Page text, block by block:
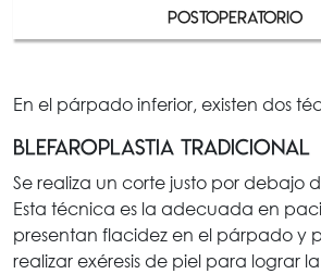
POSTOPERATORIO
En el párpado inferior, existen dos
Blefaroplastia tradicional
Se realiza un corte justo por debajo
Esta técnica es la adecuada en
presentan flacidez en el párpado y
realizar exéresis de piel para lograr